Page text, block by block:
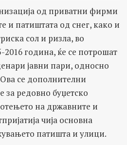
од приватни фирми
и патиштата од снег, како и
сол и ризла, во
2016 година, ќе се потрошат
јавни пари, односно
се дополнителни
за редовно буџетско
на државните и
чија основна
патишта и улици.